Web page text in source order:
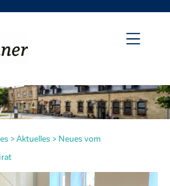
>Aktuelles > Neues vom